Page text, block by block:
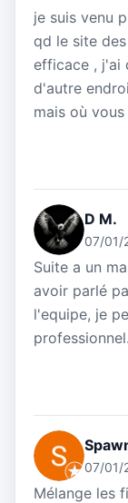
je suis venu
qd le site
efficace , j'ai
d'autre
mais où
D M.
07/01/
Suite a un
avoir parlé
l'equipe, je
07/01/
Mélange les